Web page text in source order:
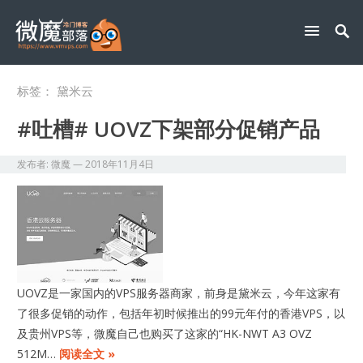
标签： 黛米云
#吐槽# UOVZ下架部分促销产品
发布者:微魔—2018年11月4日
UOVZ是一家国内的VPS服务器商家，前身是黛米云，今年这家有
了很多促销的动作，包括年初时候推出的99元年付的香港VPS，以
及贵州VPS等，微魔自己也购买了这家的“HK-NWT A3 OVZ
512M… 阅读全文 »